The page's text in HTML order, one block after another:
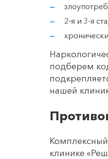
2-я и 3-я
подберем
нашей
клинике